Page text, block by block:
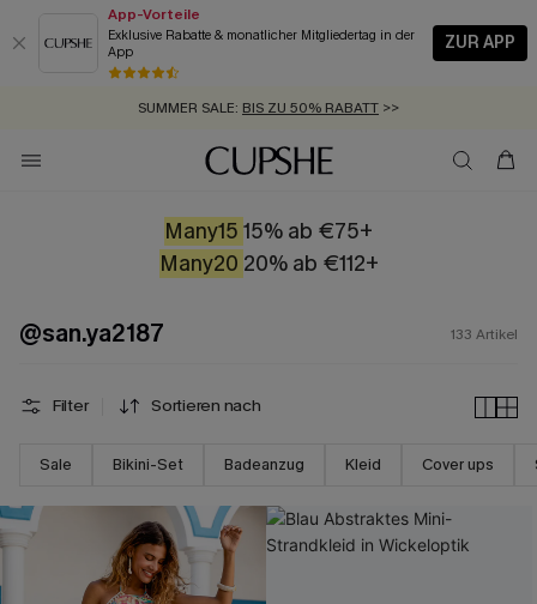
App-Vorteile
Exklusive Rabatte & monatlicher Mitgliedertag in der
App
ZUR APP
GRATIS MASSBAND MIT JEDEM SCHNELLVERSAND-ARTIKEL >>
SUMMER SALE:
ZUM NEWSLETTER:BIS ZU -20% EXTRA ERHALTEN
KOSTENLOSER VERSAND AB 89 €
Many15 15% ab €75+
Many20 20% ab €112+
@san.ya2187 133 Artikel
Filter Sortieren nach
Sale Bikini-Set Badeanzug Kleid Cover ups